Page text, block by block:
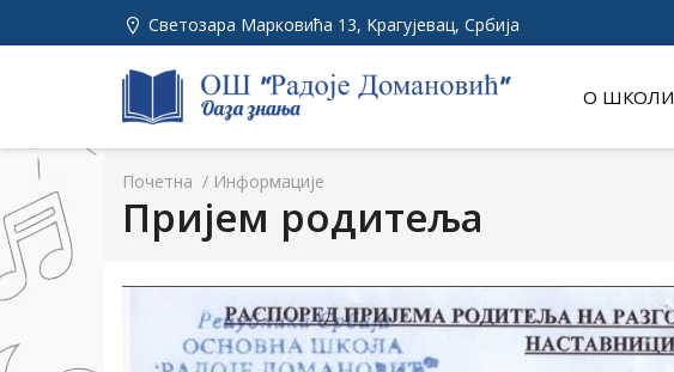
Светозара Марковића 13, Kрагујевац, Србија
О ШКОЛИ
Почетна / Информације
Пријем родитеља